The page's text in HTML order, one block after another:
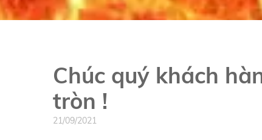
Chúc quý khách
tròn !
21/09/2021